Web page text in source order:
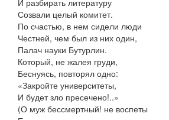
Созвали целый комитет.
По счастью, в нем сидели люди
Честней, чем был из них один,
Палач науки Бутурлин.
Который, не жалея груди,
Беснуясь, повторял одно:
«Закройте университеты,
И будет зло пресечено!..»
(О муж бессмертный! не воспеты